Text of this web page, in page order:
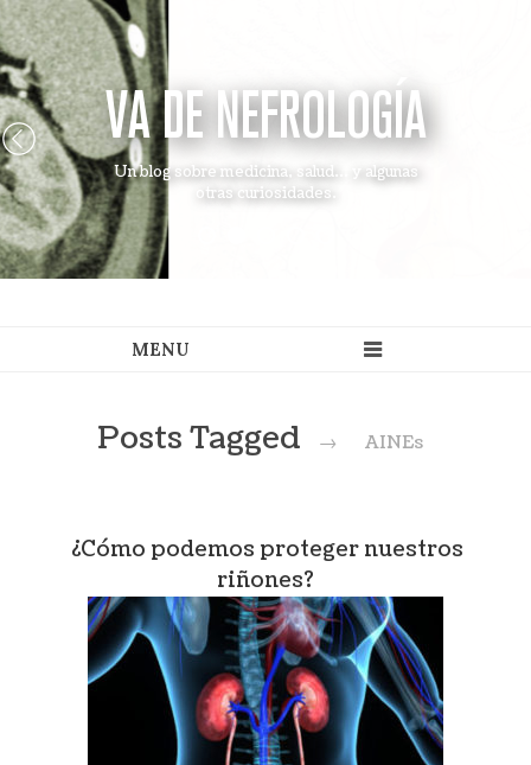
VA DE NEFROLOGÍA
Un blog sobre medicina, salud... y algunas
otras curiosidades.
Posts Tagged → AINEs
¿Cómo podemos proteger nuestros
riñones?